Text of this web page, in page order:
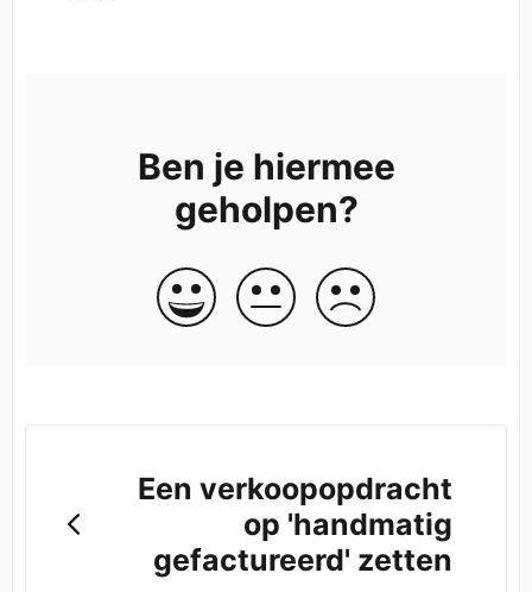
Ben je hiermee
geholpen?
Een verkoopopdracht
op 'handmatig
gefactureerd' zetten